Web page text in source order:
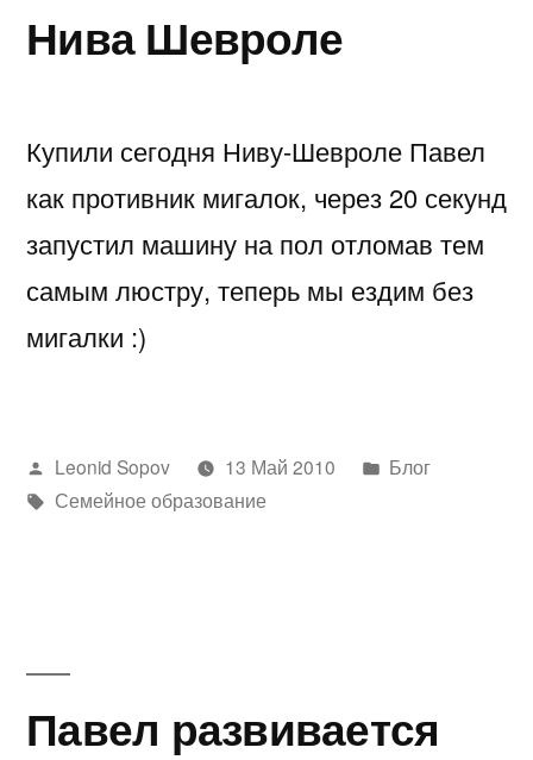
Нива Шевроле
Купили сегодня Ниву-Шевроле Павел
как противник мигалок, через 20 секунд
запустил машину на пол отломав тем
самым люстру, теперь мы ездим без
мигалки :)
Написано
автором
Leonid Sopov 13 Май 2010
Написано
Блог
Метки:
Семейное образование
Павел развивается